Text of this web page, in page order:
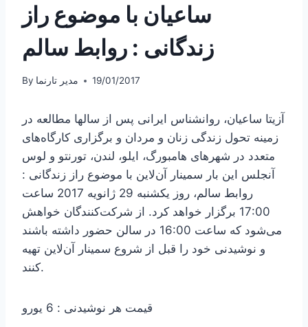
ساعیان با موضوع راز
زندگانی : روابط سالم
By مدیر تارنما 19/01/2017
آزیتا ساعیان، روانشناس ایرانی پس از سالها مطالعه در
زمینه تحول زندگی زنان و مردان و برگزاری کارگاه‌های
متعدد در شهرهای هامبورگ، ایلو، لندن، تورنتو و لوس
آنجلس این بار سمینار آن‌لاین با موضوع راز زندگانی :
روابط سالم، روز یکشنبه 29 ژانویه 2017 ساعت
17:00 برگزار خواهد کرد. از شرکت‌کنندگان خواهش
می‌شود که ساعت 16:00 در سالن حضور داشته باشند
و نوشیدنی خود را قبل از شروع سمینار آن‌لاین تهیه
کنند.
قیمت هر نوشیدنی : 6 یورو